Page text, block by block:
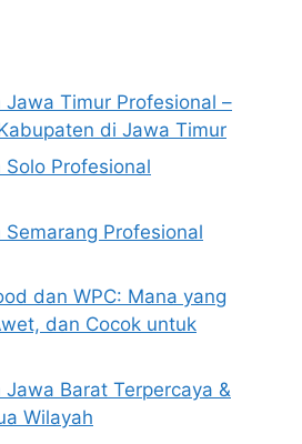
Timur Profesional –
di Jawa Timur
Profesional
Profesional
dan WPC: Mana yang
dan Cocok untuk
Barat Terpercaya &
Wilayah